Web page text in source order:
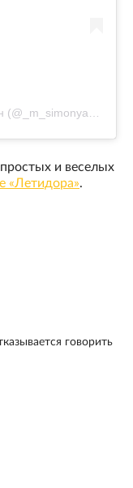
и веселых
«Летидора».
говорить